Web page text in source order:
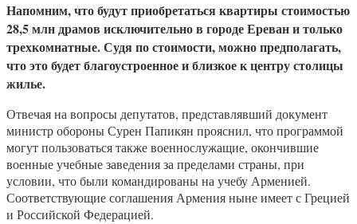
Напомним, что будут приобретаться квартиры стоимостью
28,5 млн драмов исключительно в городе Ереван и только
трехкомнатные. Судя по стоимости, можно предполагать,
что это будет благоустроенное и близкое к центру столицы
жилье.
Отвечая на вопросы депутатов, представлявший документ
министр обороны Сурен Папикян прояснил, что программой
могут пользоваться также военнослужащие, окончившие
военные учебные заведения за пределами страны, при
условии, что были командированы на учебу Арменией.
Соответствующие соглашения Армения ныне имеет с Грецией
и Российской Федерацией.